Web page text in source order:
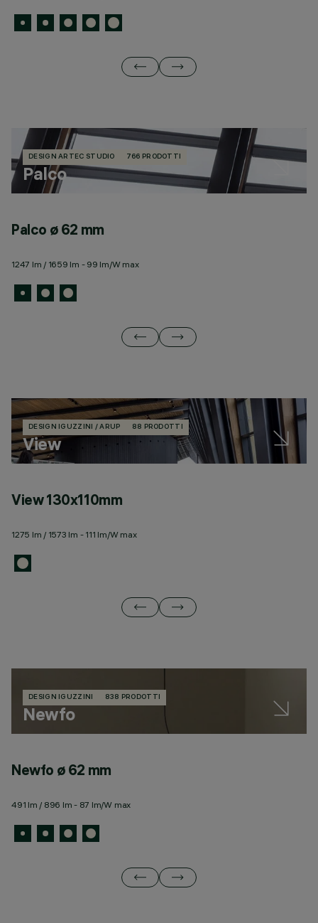
DESIGN ARTEC STUDIO 766 PRODOTTI
Palco
Palco ø 62 mm
1247 lm / 1659 lm - 99 lm/W max
DESIGN IGUZZINI / ARUP 88 PRODOTTI
View
View 130x110mm
1275 lm / 1573 lm - 111 lm/W max
DESIGN IGUZZINI 838 PRODOTTI
Newfo
Newfo ø 62 mm
491 lm / 896 lm - 87 lm/W max